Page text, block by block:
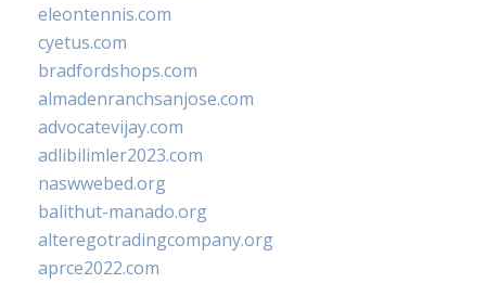
eleontennis.com
cyetus.com
bradfordshops.com
almadenranchsanjose.com
advocatevijay.com
adlibilimler2023.com
naswwebed.org
balithut-manado.org
alteregotradingcompany.org
aprce2022.com